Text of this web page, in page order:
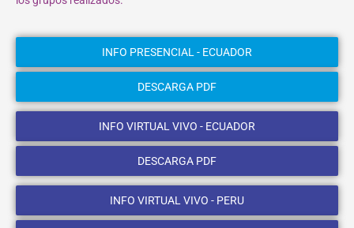
INFO PRESENCIAL - ECUADOR
DESCARGA PDF
INFO VIRTUAL VIVO - ECUADOR
DESCARGA PDF
INFO VIRTUAL VIVO - PERU